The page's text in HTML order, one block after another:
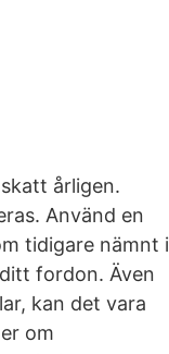
årligen.
Använd en
tidigare nämnt i
fordon. Även
kan det vara
om